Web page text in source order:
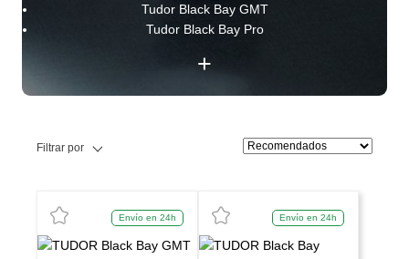
Tudor Black Bay GMT
Tudor Black Bay Pro
+
Filtrar por
Envío en 24h Envío en 24h